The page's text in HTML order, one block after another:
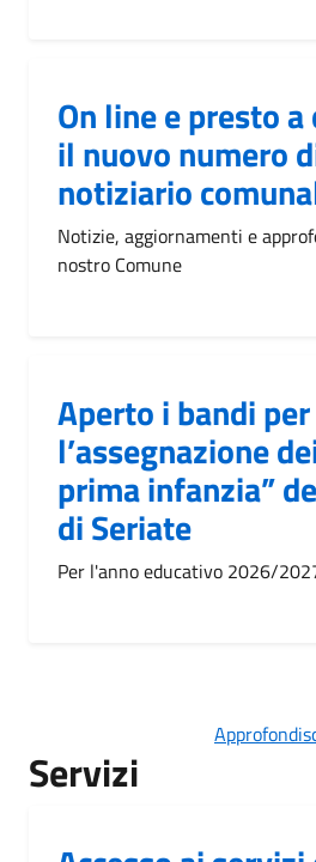
On line e presto
il nuovo numero
notiziario
Notizie, aggiornamenti e
nostro Comune
Aperto i bandi per
l’assegnazione
prima infanzia”
di Seriate
Per l'anno educativo 2026/
Servizi